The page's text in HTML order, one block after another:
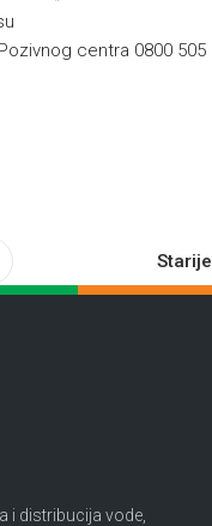
centra 0800 505
Starije
i distribucija vode,